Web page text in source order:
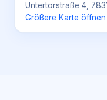
Untertorstraße 4,
Größere Karte öffnen